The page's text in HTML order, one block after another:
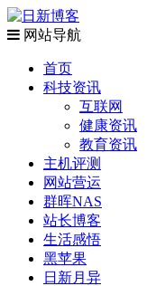
网站导航
首页
科技资讯
互联网
健康资讯
教育资讯
主机评测
网站营运
群晖NAS
站长博客
生活感悟
黑苹果
日新月异